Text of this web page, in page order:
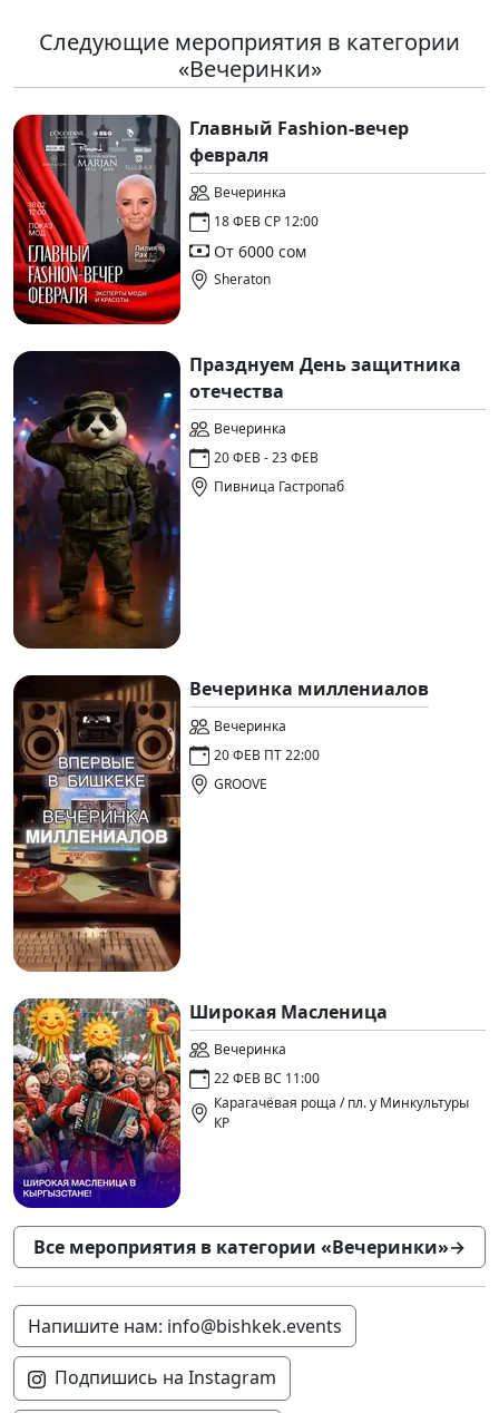
Следующие мероприятия в категории
«Вечеринки»
Главный Fashion-вечер
февраля
Вечеринка
18 ФЕВ СР 12:00
От 6000 сом
Sheraton
Празднуем День защитника
отечества
Вечеринка
20 ФЕВ - 23 ФЕВ
Пивница Гастропаб
Вечеринка миллениалов
Вечеринка
20 ФЕВ ПТ 22:00
GROOVE
Широкая Масленица
Вечеринка
22 ФЕВ ВС 11:00
Карагачёвая роща / пл. у Минкультуры
КР
Все мероприятия в категории «Вечеринки»→
Напишите нам: info@bishkek.events
Подпишись на Instagram